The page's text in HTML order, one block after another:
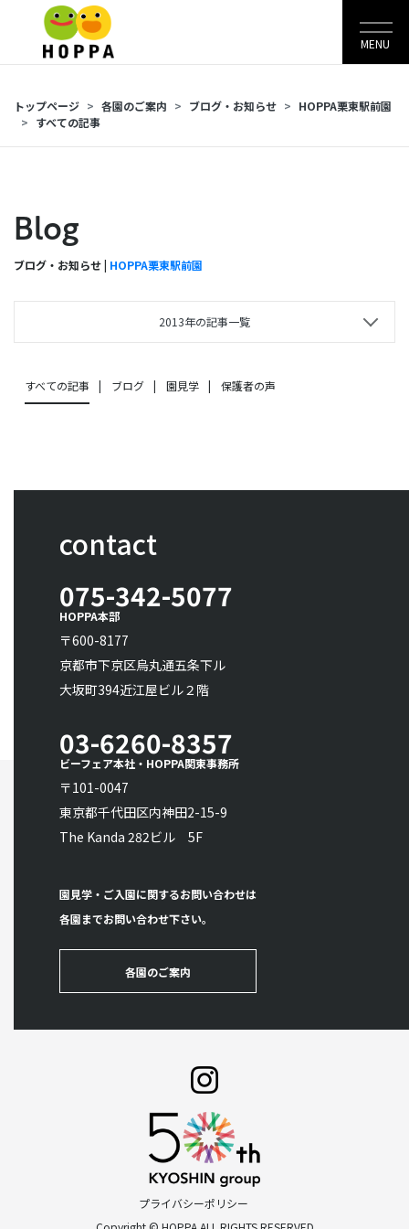
MENU
トップページ 各園のご案内 ブログ・お知らせ
HOPPA栗東駅前園
すべての記事
Blog
ブログ・お知らせ | HOPPA栗東駅前園
2013年の記事一覧
すべての記事 ブログ 園見学 保護者の声
contact
075-342-5077
HOPPA本部
〒600-8177
京都市下京区烏丸通五条下ル
大坂町394近江屋ビル２階
03-6260-8357
ビーフェア本社・HOPPA関東事務所
〒101-0047
東京都千代田区内神田2-15-9
The Kanda 282ビル 5F
園見学・ご入園に関するお問い合わせは
各園までお問い合わせ下さい。
各園のご案内
プライバシーポリシー